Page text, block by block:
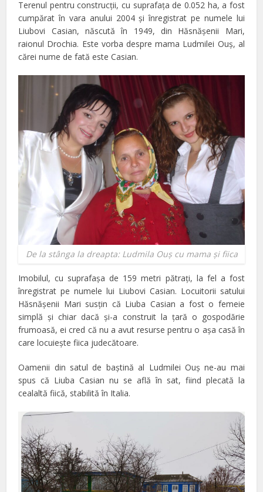
Terenul pentru construcţii, cu suprafaţa de 0.052 ha, a fost
cumpărat în vara anului 2004 şi înregistrat pe numele lui
Liubovi Casian, născută în 1949, din Hăsnăşenii Mari,
raionul Drochia. Este vorba despre mama Ludmilei Ouş, al
cărei nume de fată este Casian.
De la stânga la dreapta: Ludmila Ouş cu mama şi fiica
Imobilul, cu suprafaşa de 159 metri pătraţi, la fel a fost
înregistrat pe numele lui Liubovi Casian. Locuitorii satului
Hăsnăşenii Mari susţin că Liuba Casian a fost o femeie
simplă şi chiar dacă şi-a construit la ţară o gospodărie
frumoasă, ei cred că nu a avut resurse pentru o aşa casă în
care locuieşte fiica judecătoare.
Oamenii din satul de baştină al Ludmilei Ouş ne-au mai
spus că Liuba Casian nu se află în sat, fiind plecată la
cealaltă fiică, stabilită în Italia.